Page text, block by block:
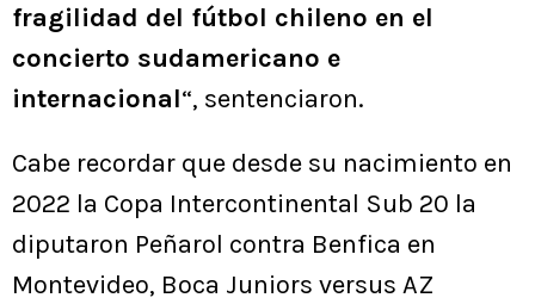
fragilidad del fútbol chileno en el
concierto sudamericano e
internacional“, sentenciaron.
Cabe recordar que desde su nacimiento en
2022 la Copa Intercontinental Sub 20 la
diputaron Peñarol contra Benfica en
Montevideo, Boca Juniors versus AZ